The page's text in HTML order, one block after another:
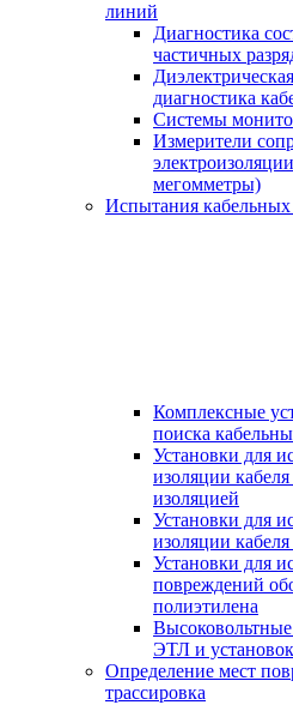
линий
Диагностика
частичных
диагностика
Системы
Измерители
мегомметры)
Испытания
Комплексные
поиска
Установки для
изоляции
изоляцией
Установки для
изоляции
Установки для
повреждений
полиэтилена
ЭТЛ и
Определение мест
трассировка